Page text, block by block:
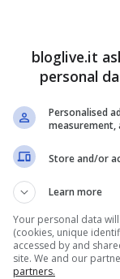
bloglive.it
personal
Personalised
measurement,
Store and/or
Learn more
Your personal data
(cookies, unique
accessed by and
site. We and our
partners.